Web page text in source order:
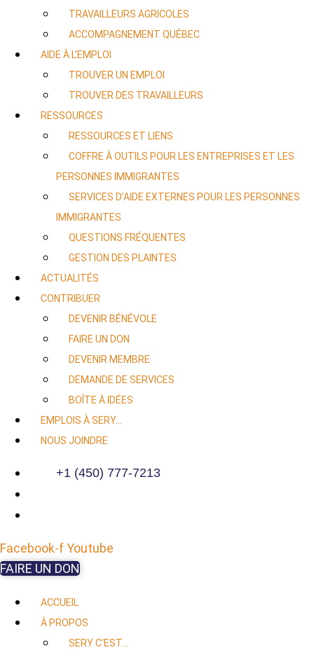
TRAVAILLEURS AGRICOLES
ACCOMPAGNEMENT QUÉBEC
AIDE À L’EMPLOI
TROUVER UN EMPLOI
TROUVER DES TRAVAILLEURS
RESSOURCES
RESSOURCES ET LIENS
COFFRE À OUTILS POUR LES ENTREPRISES ET LES
PERSONNES IMMIGRANTES
SERVICES D’AIDE EXTERNES POUR LES PERSONNES
IMMIGRANTES
QUESTIONS FRÉQUENTES
GESTION DES PLAINTES
ACTUALITÉS
CONTRIBUER
DEVENIR BÉNÉVOLE
FAIRE UN DON
DEVENIR MEMBRE
DEMANDE DE SERVICES
BOÎTE À IDÉES
EMPLOIS À SERY…
NOUS JOINDRE
+1 (450) 777-7213
Facebook-fYoutube
FAIRE UN DON
ACCUEIL
À PROPOS
SERY C’EST…